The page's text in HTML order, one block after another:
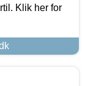
Klik her for